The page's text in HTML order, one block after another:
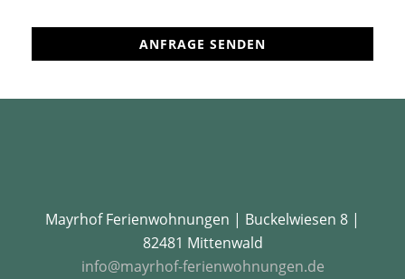
Mayrhof Ferienwohnungen | Buckelwiesen 8 |
82481 Mittenwald
info@mayrhof-ferienwohnungen.de